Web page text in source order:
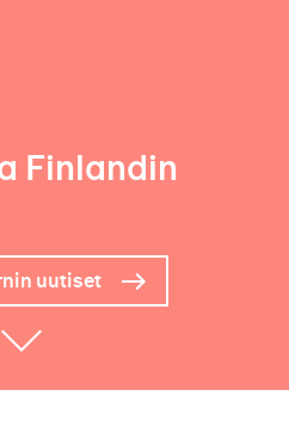
Finlandin
uutiset